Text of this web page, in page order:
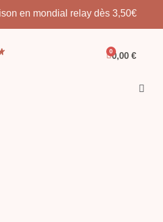
mondial relay dès 3,50€
0,00 €